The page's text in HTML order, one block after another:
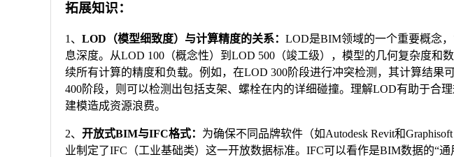
拓展知识：
1、 LOD（模型细致度）与计算精度的关系： LOD是BIM领域的一个重要概念
息深度。从LOD 100（概念性）到LOD 500（竣工级），模型的几何复杂度和
续所有计算的精度和负载。例如，在LOD 300阶段进行冲突检测，其计算结果
400阶段，则可以检测出包括支架、螺栓在内的详细碰撞。理解LOD有助于合
建模造成资源浪费。
2、 开放式BIM与IFC格式： 为确保不同品牌软件（如Autodesk Revit和
业制定了IFC（工业基础类）这一开放数据标准。IFC可以看作是BIM数据的“